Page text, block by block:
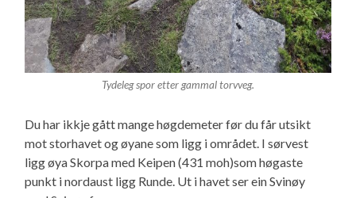
Tydeleg spor etter gammal torvveg.
Du har ikkje gått mange høgdemeter før du får utsikt
mot storhavet og øyane som ligg i området. I sørvest
ligg øya Skorpa med Keipen (431 moh)som høgaste
punkt i nordaust ligg Runde. Ut i havet ser ein Svinøy